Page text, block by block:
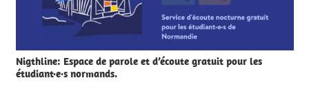
Nigthline: Espace de parole et d’écoute gratuit pour les
étudiant·e·s normands.